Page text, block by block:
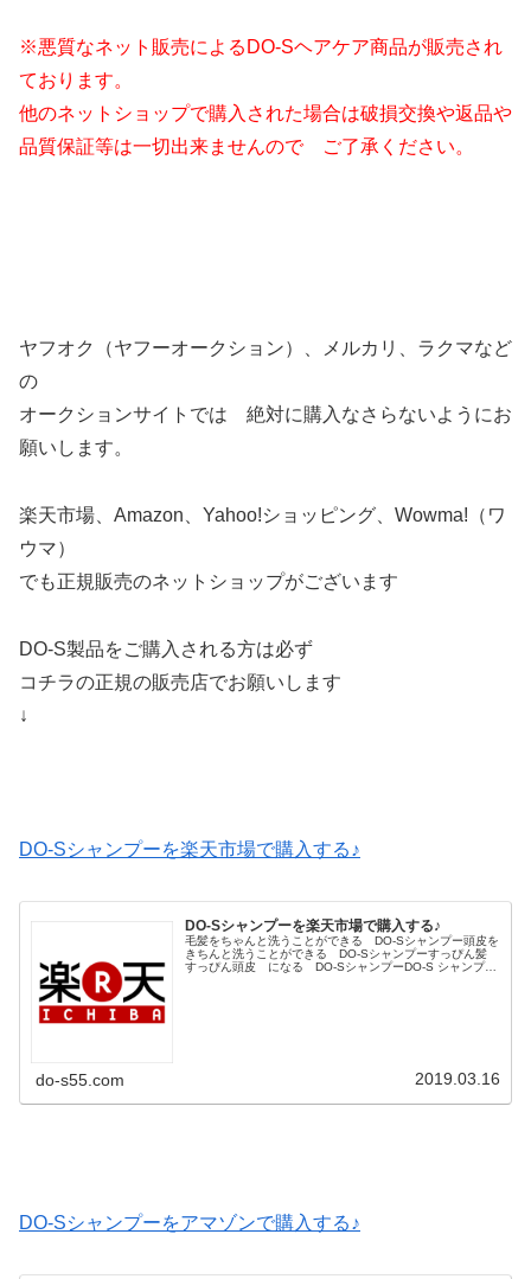
※悪質なネット販売によるDO-Sヘアケア商品が販売され
ております。
他のネットショップで購入された場合は破損交換や返品や
品質保証等は一切出来ませんので ご了承ください。
ヤフオク（ヤフーオークション）、メルカリ、ラクマなど
の
オークションサイトでは 絶対に購入なさらないようにお
願いします。
楽天市場、Amazon、Yahoo!ショッピング、Wowma!（ワ
ウマ）
でも正規販売のネットショップがございます
DO-S製品をご購入される方は必ず
コチラの正規の販売店でお願いします
↓
DO-Sシャンプーを楽天市場で購入する♪
DO-Sシャンプーを楽天市場で購入する♪
毛髪をちゃんと洗うことができる DO-Sシャンプー頭皮を
きちんと洗うことができる DO-Sシャンプーすっぴん髪
すっぴん頭皮 になる DO-SシャンプーDO-S シャンプー
do-s55.com 2019.03.16
DO-Sシャンプーをアマゾンで購入する♪